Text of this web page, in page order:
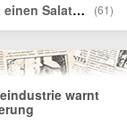
„Verwirrte Katze isst einen Salatkopf und wird 110.000 Mal geteilt“ (61)
warnt